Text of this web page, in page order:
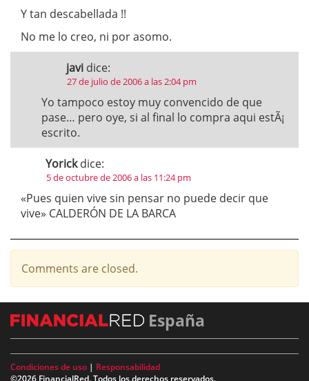
Y tan descabellada !!
No me lo creo, ni por asomo.
javi dice:
27 de julio de 2006 a las 2:04 pm
Yo tampoco estoy muy convencido de que
pase… pero oye, si al final lo compra aqui estÃ¡
escrito.
Yorick dice:
5 de octubre de 2006 a las 11:24 pm
«Pues quien vive sin pensar no puede decir que
vive» CALDERÓN DE LA BARCA
Comments are closed.
España
Condiciones de uso | Responsabilidad
©2026 FinancialRed. Todos los derechos reservados.